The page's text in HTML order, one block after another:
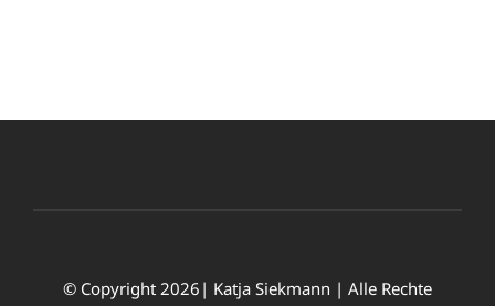
© Copyright 2026| Katja Siekmann | Alle Rechte